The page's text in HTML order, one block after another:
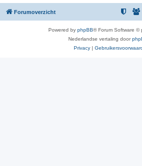
Forumoverzicht
Powered by phpBB® Forum Software ©
Nederlandse vertaling door
Privacy |